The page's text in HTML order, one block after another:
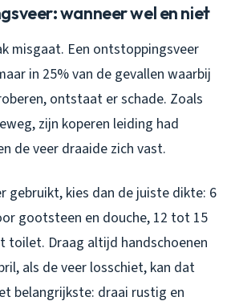
wanneer wel en niet
misgaat. Een ontstoppingsveer
in 25% van de gevallen waarbij
ontstaat er schade. Zoals
zijn koperen leiding had
de veer draaide zich vast.
gebruikt, kies dan de juiste dikte: 6
gootsteen en douche, 12 tot 15
toilet. Draag altijd handschoenen
als de veer losschiet, kan dat
belangrijkste: draai rustig en